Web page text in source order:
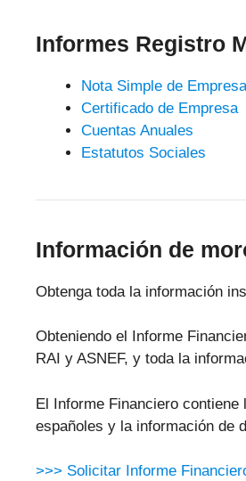
Informes Registro
Nota Simple de Empresa
Certificado de Empresa
Cuentas Anuales
Estatutos Sociales
Información de
Obtenga toda la información
Obteniendo el Informe
RAI y ASNEF, y toda la
El Informe Financiero
españoles y la información de
>>> Solicitar Informe